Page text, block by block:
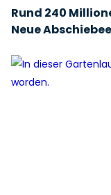
Rund 240
Neue